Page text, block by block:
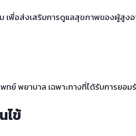
เพื่อส่งเสริมการดูแลสุขภาพของผู้สู
พทย์ พยาบาล เฉพาะทางที่ได้รับการยอ
ไข้